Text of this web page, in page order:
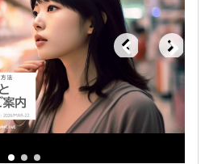
たい
知りたい
売の準備をしたい